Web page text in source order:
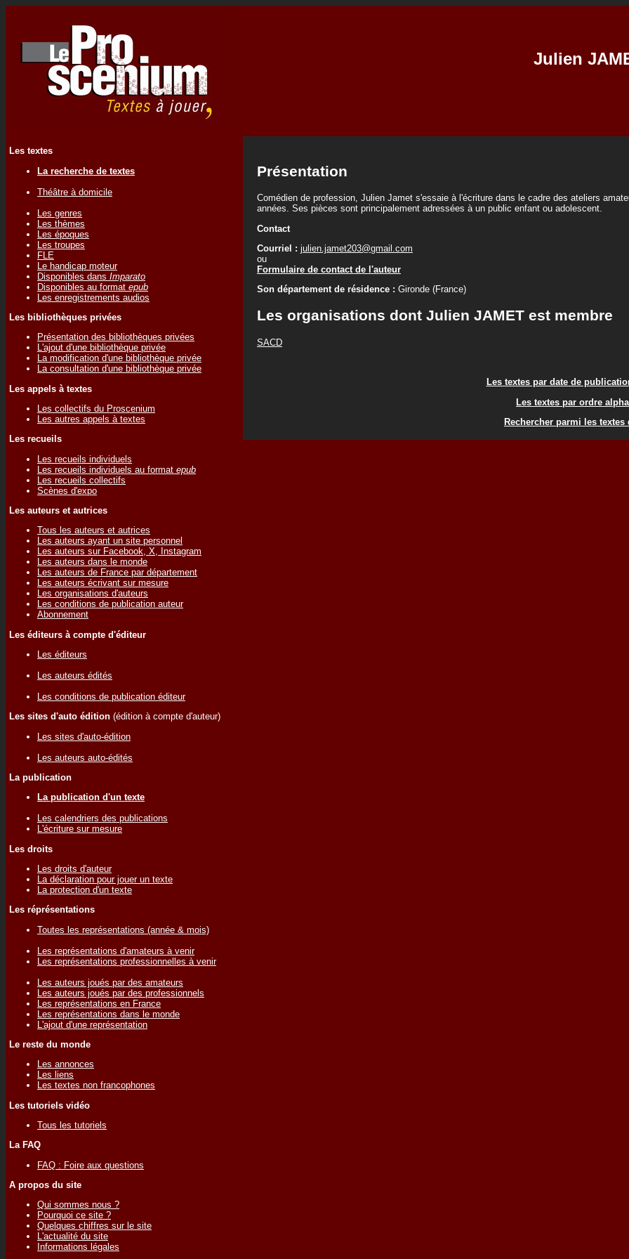
Julien
Les textes
La recherche de textes
Théâtre à domicile
Les genres
Les thèmes
Les époques
Les troupes
FLE
Le handicap moteur
Disponibles dans Imparato
Disponibles au format epub
Les enregistrements audios
Les bibliothèques privées
Présentation des bibliothèques privées
L'ajout d'une bibliothèque privée
La modification d'une bibliothèque privée
La consultation d'une bibliothèque privée
Les appels à textes
Les collectifs du Proscenium
Les autres appels à textes
Les recueils
Les recueils individuels
Les recueils individuels au format epub
Les recueils collectifs
Scènes d'expo
Les auteurs et autrices
Tous les auteurs et autrices
Les auteurs ayant un site personnel
Les auteurs sur Facebook, X, Instagram
Les auteurs dans le monde
Les auteurs de France par département
Les auteurs écrivant sur mesure
Les organisations d'auteurs
Les conditions de publication auteur
Abonnement
Les éditeurs à compte d'éditeur
Les éditeurs
Les auteurs édités
Les conditions de publication éditeur
Les sites d'auto édition (édition à compte d'auteur)
Les sites d'auto-édition
Les auteurs auto-édités
La publication
La publication d'un texte
Les calendriers des publications
L'écriture sur mesure
Les droits
Les droits d'auteur
La déclaration pour jouer un texte
La protection d'un texte
Les réprésentations
Toutes les représentations (année & mois)
Les représentations d'amateurs à venir
Les représentations professionnelles à venir
Les auteurs joués par des amateurs
Les auteurs joués par des professionnels
Les représentations en France
Les représentations dans le monde
L'ajout d'une représentation
Le reste du monde
Les annonces
Les liens
Les textes non francophones
Les tutoriels vidéo
Tous les tutoriels
La FAQ
FAQ : Foire aux questions
A propos du site
Qui sommes nous ?
Pourquoi ce site ?
Quelques chiffres sur le site
L'actualité du site
Informations légales
Présentation
Comédien de profession, Julien Jamet s'essaie à l'écriture dans le cadre des ateliers
années. Ses pièces sont principalement adressées à un public enfant ou adolescent.
Contact
Courriel : julien.jamet203@gmail.com
ou
Formulaire de contact de l'auteur
Son département de résidence : Gironde (France)
Les organisations dont Julien JAMET est membre
SACD
Les textes par date de
Les textes par ordre
Rechercher parmi les textes